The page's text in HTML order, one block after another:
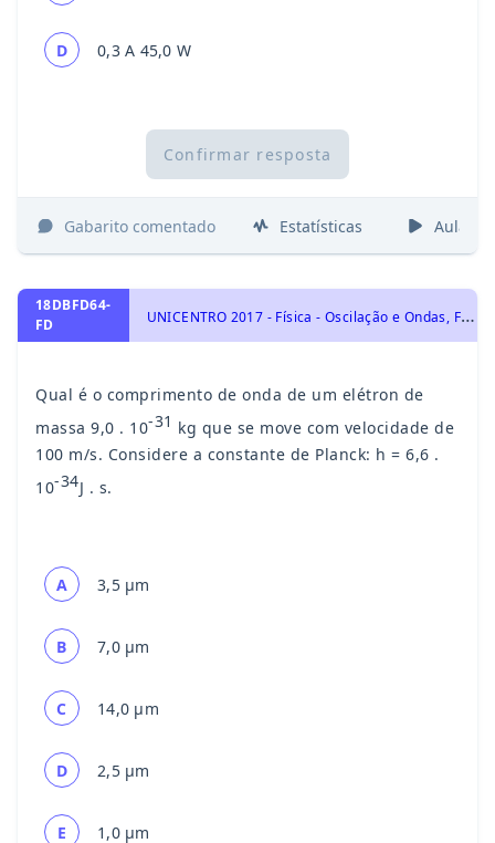
D 0,3 A 45,0 W
Confirmar resposta
Gabarito comentado Estatísticas Aulas
18DBFD64-
FD
U
NICENTRO 2017 - Física - Oscilação e Ondas, Física Moderna, Ondas e Propriedades Ondulatórias, Física Atômica e Nuclear
Qual é o comprimento de onda de um elétron de
massa 9,0 . 10-31 kg que se move com velocidade de
100 m/s. Considere a constante de Planck: h = 6,6 .
10-34J . s.
A 3,5 µm
B 7,0 µm
C 14,0 µm
D 2,5 µm
E 1,0 µm